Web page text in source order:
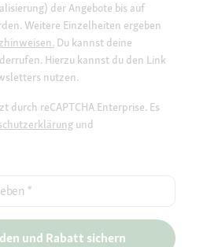
der Angebote bis auf
Weitere Einzelheiten ergeben
Du kannst deine
Hierzu kannst du den Link
nutzen.
durch reCAPTCHA Enterprise. Es
und
*
und Rabatt sichern